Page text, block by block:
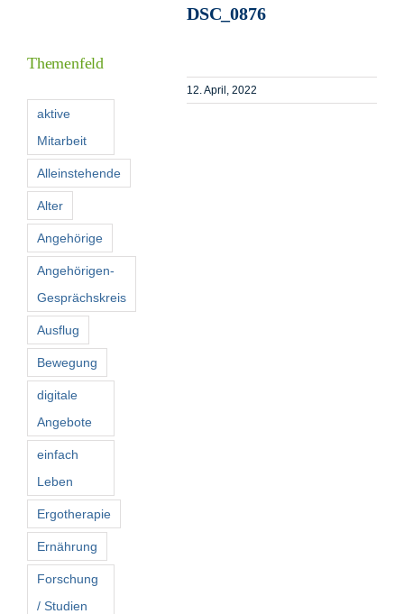
Kontakt
Suche
nach:
DSC_0876
12. April, 2022
Themenfeld
aktive
Mitarbeit
Alleinstehende
Alter
Angehörige
Angehörigen-
Gesprächskreis
Ausflug
Bewegung
digitale
Angebote
einfach
Leben
Ergotherapie
Ernährung
Forschung
/ Studien